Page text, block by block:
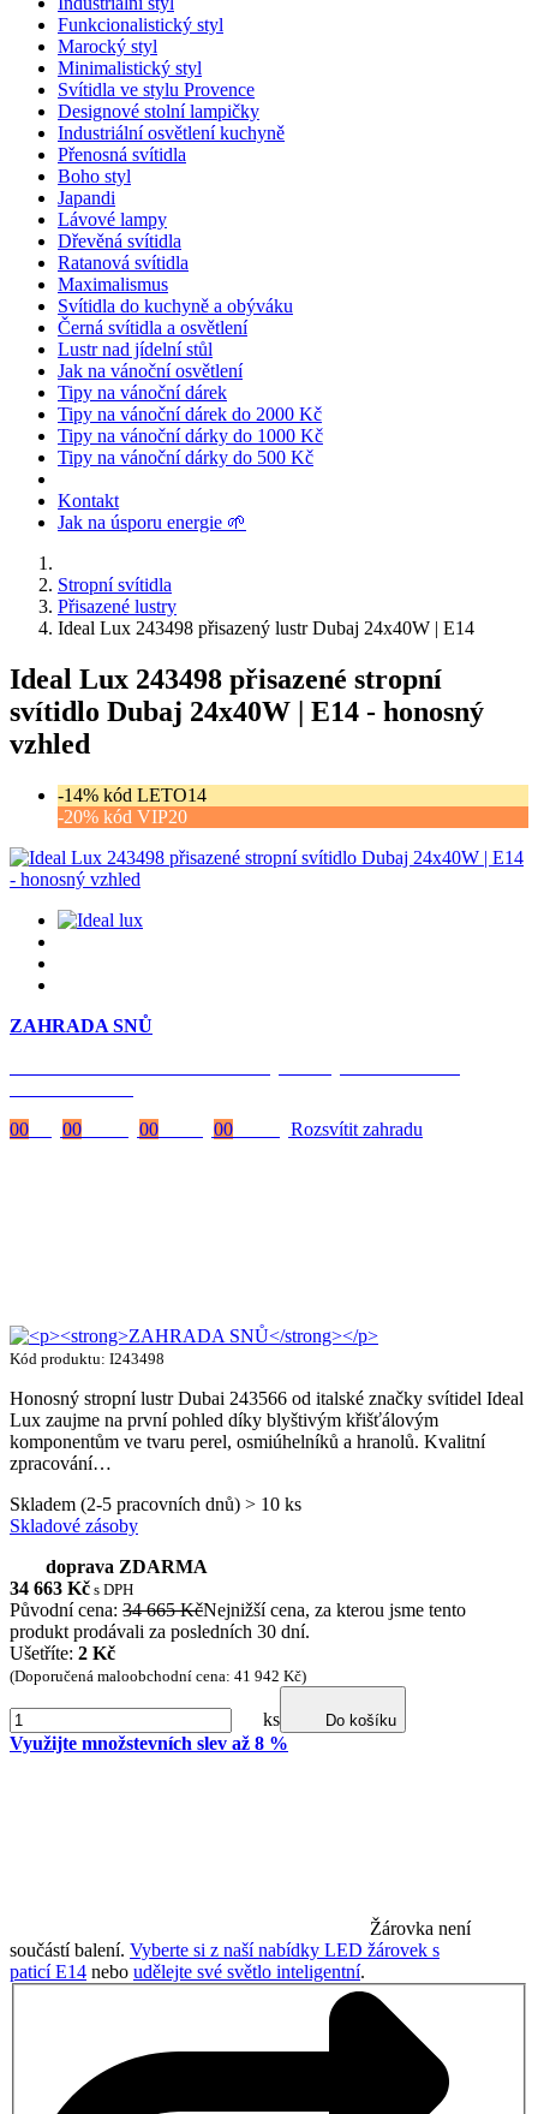
Funkcionalistický styl
Marocký styl
Minimalistický styl
Svítidla ve stylu Provence
Designové stolní lampičky
Industriální osvětlení kuchyně
Přenosná svítidla
Boho styl
Japandi
Lávové lampy
Dřevěná svítidla
Ratanová svítidla
Maximalismus
Svítidla do kuchyně a obýváku
Černá svítidla a osvětlení
Lustr nad jídelní stůl
Jak na vánoční osvětlení
Tipy na vánoční dárek
Tipy na vánoční dárek do 2000 Kč
Tipy na vánoční dárky do 1000 Kč
Tipy na vánoční dárky do 500 Kč
Kontakt
Jak na úsporu energie 🌱
Stropní svítidla
Přisazené lustry
Ideal Lux 243498 přisazený lustr Dubaj 24x40W | E14
Ideal Lux 243498 přisazené stropní
svítidlo Dubaj 24x40W | E14 - honosný
vzhled
-14% kód LETO14
-20% kód VIP20
ZAHRADA SNŮ
00
00 00 00 Rozsvítit zahradu
Kód produktu: I243498
Honosný stropní lustr Dubai 243566 od italské značky svítidel Ideal
Lux zaujme na první pohled díky blyštivým křišťálovým
komponentům ve tvaru perel, osmiúhelníků a hranolů. Kvalitní
zpracování…
Skladem (2-5 pracovních dnů) > 10 ks
Skladové zásoby
doprava ZDARMA
34 663 Kč s DPH
Původní cena: 34 665 KčNejnižší cena, za kterou jsme tento
produkt prodávali za posledních 30 dní.
Ušetříte: 2 Kč
(Doporučená maloobchodní cena: 41 942 Kč)
ks Do košíku
Využijte množstevních slev až 8 %
Žárovka není
součástí balení. Vyberte si z naší nabídky LED žárovek s
paticí E14 nebo udělejte své světlo inteligentní.